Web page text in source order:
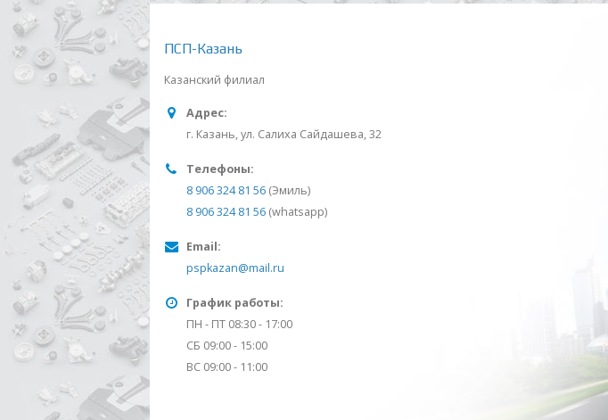
ПСП-Казань
Казанский филиал
Адрес:
г. Казань, ул. Салиха Сайдашева, 32
Телефоны:
8 906 324 81 56 (Эмиль)
8 906 324 81 56 (whatsapp)
Email:
pspkazan@mail.ru
График работы:
ПН - ПТ 08:30 - 17:00
СБ 09:00 - 15:00
ВС 09:00 - 11:00